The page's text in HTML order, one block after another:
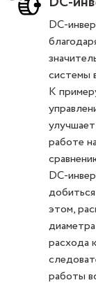
DC-
системы
К
работе
DC-
этом,
расхода
работы